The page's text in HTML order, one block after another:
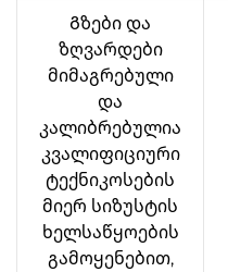
Გზები და
ზღვარდები
მიმაგრებული
და
კალიბრებულია
კვალიფიციური
ტექნიკოსების
მიერ სიზუსტის
ხელსაწყოების
გამოყენებით,